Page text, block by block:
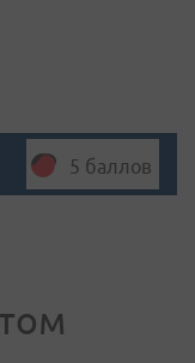
5 баллов